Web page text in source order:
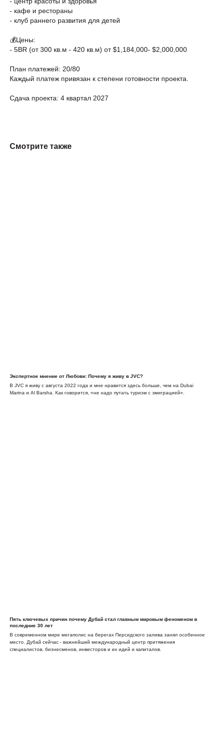
- кафе и рестораны
- клуб раннего развития для детей
💰Цены:
- 5BR (от 300 кв.м - 420 кв.м) от $1,184,000- $2,000,000
План платежей: 20/80
Каждый платеж привязан к степени готовности проекта.
Сдача проекта: 4 квартал 2027
Смотрите также
Экспертное мнение от Любови: Почему я живу в JVC?
В JVC я живу с августа 2022 года и мне нравится здесь больше, чем на Dubai
Marina и Al Barsha. Как говорится, «не надо путать туризм с эмиграцией».
Пять ключевых причин почему Дубай стал главным мировым феноменом в
последние 30 лет
В современном мире мегаполис на берегах Персидского залива занял особенное
место. Дубай сейчас - важнейший международный центр притяжения
специалистов, бизнесменов, инвесторов и их идей и капиталов.